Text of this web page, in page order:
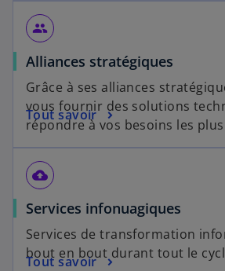
group
Alliances stratégiques
Grâce à ses alliances
vous fournir des solutions
répondre à vos besoins les
Tout savoir
cloud_upload
Services infonuagiques
Services de transformation
bout en bout durant tout le
Tout savoir